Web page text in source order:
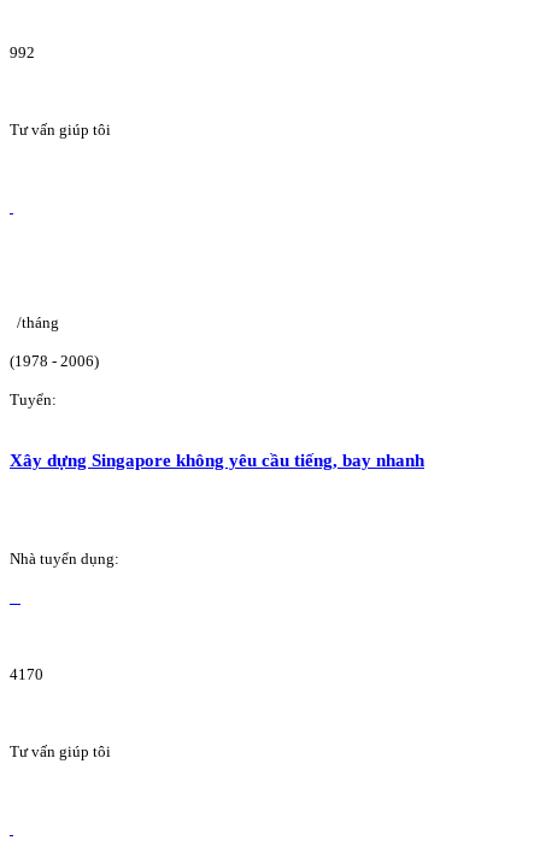
992
Tư vấn giúp tôi
/tháng
(1978 - 2006)
Tuyển:
Xây dựng Singapore không yêu cầu tiếng, bay nhanh
Nhà tuyển dụng:
4170
Tư vấn giúp tôi